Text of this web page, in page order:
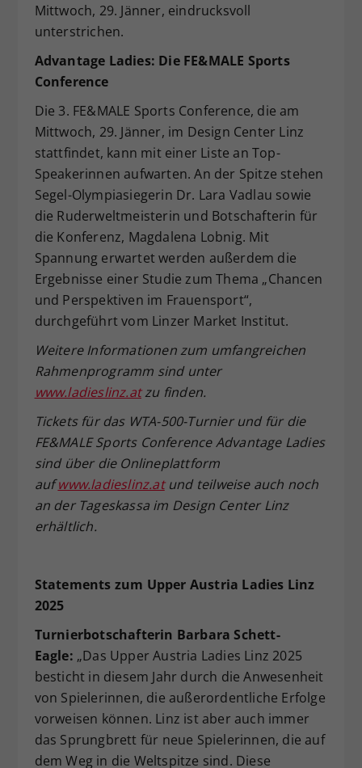
Mittwoch, 29. Jänner, eindrucksvoll
unterstrichen.
Advantage Ladies: Die FE&MALE Sports
Conference
Die 3. FE&MALE Sports Conference, die am
Mittwoch, 29. Jänner, im Design Center Linz
stattfindet, kann mit einer Liste an Top-
Speakerinnen aufwarten. An der Spitze stehen
Segel-Olympiasiegerin Dr. Lara Vadlau sowie
die Ruderweltmeisterin und Botschafterin für
die Konferenz, Magdalena Lobnig. Mit
Spannung erwartet werden außerdem die
Ergebnisse einer Studie zum Thema „Chancen
und Perspektiven im Frauensport“,
durchgeführt vom Linzer Market Institut.
Weitere Informationen zum umfangreichen
Rahmenprogramm sind unter
www.ladieslinz.atzu finden.
Tickets für das WTA-500-Turnier und für die
FE&MALE Sports Conference Advantage Ladies
sind über die Onlineplattform
auf www.ladieslinz.atund teilweise auch noch
an der Tageskassaim Design Center Linz
erhältlich.
Statements zum Upper Austria Ladies Linz
2025
Turnierbotschafterin Barbara Schett-
Eagle: „Das Upper Austria Ladies Linz 2025
besticht in diesem Jahr durch die Anwesenheit
von Spielerinnen, die außerordentliche Erfolge
vorweisen können. Linz ist aber auch immer
das Sprungbrett für neue Spielerinnen, die auf
dem Weg in die Weltspitze sind. Diese